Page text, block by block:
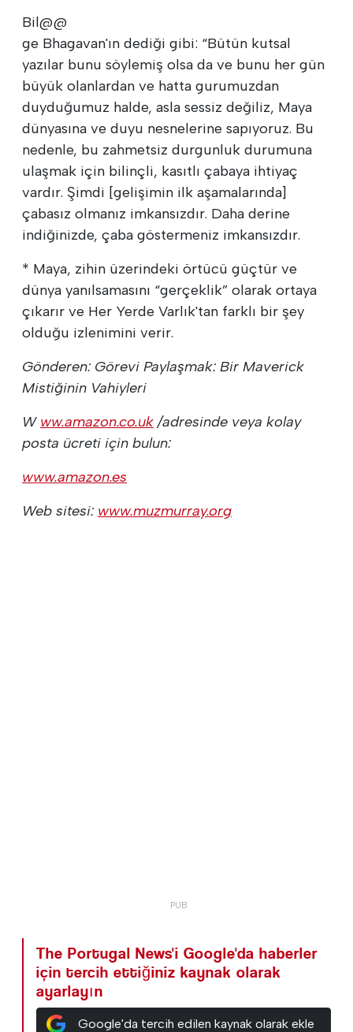
Bil@@
ge Bhagavan'ın dediği gibi: “Bütün kutsal
yazılar bunu söylemiş olsa da ve bunu her gün
büyük olanlardan ve hatta gurumuzdan
duyduğumuz halde, asla sessiz değiliz, Maya
dünyasına ve duyu nesnelerine sapıyoruz. Bu
nedenle, bu zahmetsiz durgunluk durumuna
ulaşmak için bilinçli, kasıtlı çabaya ihtiyaç
vardır. Şimdi [gelişimin ilk aşamalarında]
çabasız olmanız imkansızdır. Daha derine
indiğinizde, çaba göstermeniz imkansızdır.
* Maya, zihin üzerindeki örtücü güçtür ve
dünya yanılsamasını “gerçeklik” olarak ortaya
çıkarır ve Her Yerde Varlık'tan farklı bir şey
olduğu izlenimini verir.
Gönderen: Görevi Paylaşmak: Bir Maverick
Mistiğinin Vahiyleri
W ww.amazon.co.uk/adresinde veya kolay
posta ücreti için bulun:
www.amazon.es
Web sitesi: www.muzmurray.org
The Portugal News'i Google'da haberler
için tercih ettiğiniz kaynak olarak
ayarlayın
Google'da tercih edilen kaynak olarak ekle